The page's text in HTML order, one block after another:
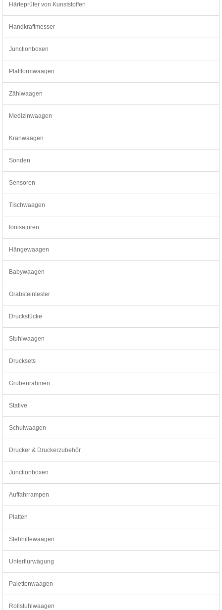
Härteprüfer von Kunststoffen
Handkraftmesser
Junctionboxen
Plattformwaagen
Zählwaagen
Medizinwaagen
Kranwaagen
Sonden
Sensoren
Tischwaagen
Ionisatoren
Hängewaagen
Babywaagen
Grabsteintester
Druckstücke
Stuhlwaagen
Drucksets
Grubenrahmen
Stative
Schulwaagen
Drucker & Druckerzubehör
Junctionboxen
Auffahrrampen
Platten
Stehhilfewaagen
Unterflurwägung
Palettenwaagen
Rollstuhlwaagen